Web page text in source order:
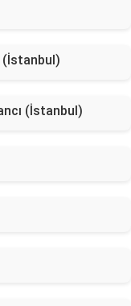
(İstanbul)
(İstanbul)